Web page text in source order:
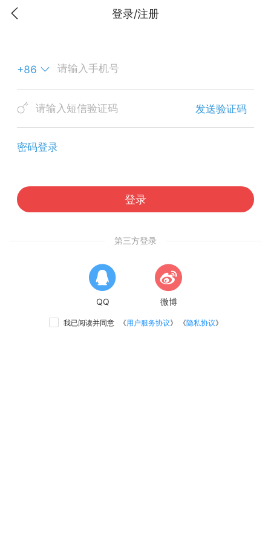
登录/注册
+86
发送验证码
密码登录
登录
第三方登录
QQ 微博
我已阅读并同意 《用户服务协议》 《隐私协议》